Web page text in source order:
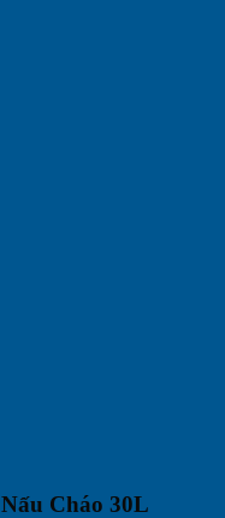
Cháo 30L